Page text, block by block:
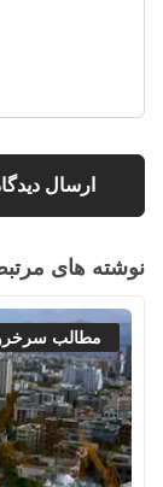
نوشته های
مطالب